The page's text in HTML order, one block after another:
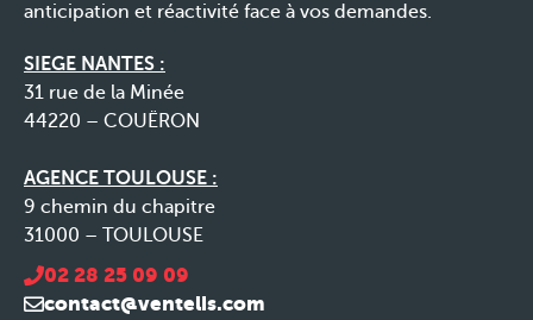
anticipation et réactivité face à vos demandes.
SIEGE NANTES :
31 rue de la Minée
44220 – COUËRON
AGENCE TOULOUSE :
9 chemin du chapitre
31000 – TOULOUSE
02 28 25 09 09
contact@ventelis.com